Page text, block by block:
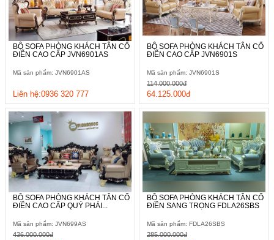
BỘ SOFA PHÒNG KHÁCH TÂN CỔ
ĐIỂN CAO CẤP JVN6901AS
Mã sản phẩm: JVN6901AS
Liên hệ:0936 320 777
BỘ SOFA PHÒNG KHÁCH TÂN CỔ
ĐIỂN CAO CẤP JVN6901S
Mã sản phẩm: JVN6901S
64.125.000đ
114.000.000đ
BỘ SOFA PHÒNG KHÁCH TÂN CỔ
ĐIỂN CAO CẤP QUÝ PHÁI...
Mã sản phẩm: JVN699AS
436.000.000đ
BỘ SOFA PHÒNG KHÁCH TÂN CỔ
ĐIỂN SANG TRỌNG FDLA26SBS
Mã sản phẩm: FDLA26SBS
285.000.000đ